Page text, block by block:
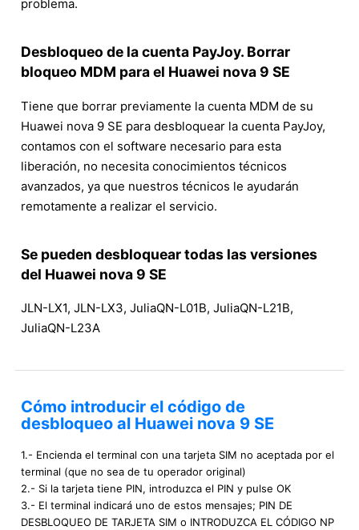
problema.
Desbloqueo de la cuenta PayJoy. Borrar
bloqueo MDM para el Huawei nova 9 SE
Tiene que borrar previamente la cuenta MDM de su
Huawei nova 9 SE para desbloquear la cuenta PayJoy,
contamos con el software necesario para esta
liberación, no necesita conocimientos técnicos
avanzados, ya que nuestros técnicos le ayudarán
remotamente a realizar el servicio.
Se pueden desbloquear todas las versiones
del Huawei nova 9 SE
JLN-LX1, JLN-LX3, JuliaQN-L01B, JuliaQN-L21B,
JuliaQN-L23A
Cómo introducir el código de
desbloqueo al Huawei nova 9 SE
1.- Encienda el terminal con una tarjeta SIM no aceptada por el
terminal (que no sea de tu operador original)
2.- Si la tarjeta tiene PIN, introduzca el PIN y pulse OK
3.- El terminal indicará uno de estos mensajes; PIN DE
DESBLOQUEO DE TARJETA SIM o INTRODUZCA EL CÓDIGO NP